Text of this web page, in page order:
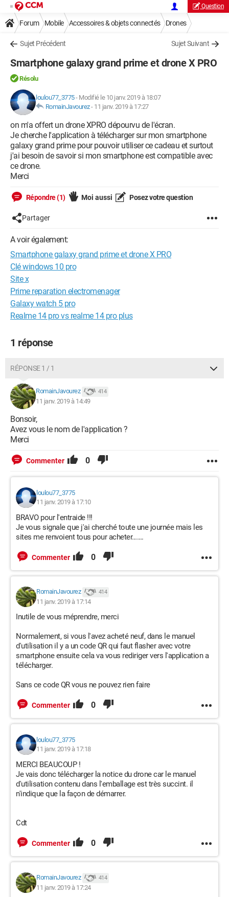
Question
Forum Mobile Accessoires & objets connectés Drones
Sujet Précédent Sujet Suivant
Smartphone galaxy grand prime et drone X PRO
Résolu
loulou77_3775- Modifié le 10 janv. 2019 à 18:07
RomainJavourez- 11 janv. 2019 à 17:27
on m'a offert un drone XPRO dépourvu de l'écran.
Je cherche l'application à télécharger sur mon smartphone
galaxy grand prime pour pouvoir utiliser ce cadeau et surtout
j'ai besoin de savoir si mon smartphone est compatible avec
ce drone.
Merci
Répondre (1) Moi aussi Posez votre question
Partager
A voir également:
Smartphone galaxy grand prime et drone X PRO
Clé windows 10 pro
Site x
Prime reparation electromenager
Galaxy watch 5 pro
Realme 14 pro vs realme 14 pro plus
1 réponse
RÉPONSE 1 / 1
RomainJavourez 414
11 janv. 2019 à 14:49
Bonsoir,
Avez vous le nom de l'application ?
Merci
Commenter 0
loulou77_3775
11 janv. 2019 à 17:10
BRAVO pour l'entraide !!!
Je vous signale que j'ai cherché toute une journée mais les
sites me renvoient tous pour acheter…….
Commenter 0
RomainJavourez 414
11 janv. 2019 à 17:14
Inutile de vous méprendre, merci
Normalement, si vous l'avez acheté neuf, dans le manuel
d'utilisation il y a un code QR qui faut flasher avec votre
smartphone ensuite cela va vous rediriger vers l'application a
télécharger.
Sans ce code QR vous ne pouvez rien faire
Commenter 0
loulou77_3775
11 janv. 2019 à 17:18
MERCI BEAUCOUP !
Je vais donc télécharger la notice du drone car le manuel
d'utilisation contenu dans l'emballage est très succint. il
n'indique que la façon de démarrer.
Cdt
Commenter 0
RomainJavourez 414
11 janv. 2019 à 17:24